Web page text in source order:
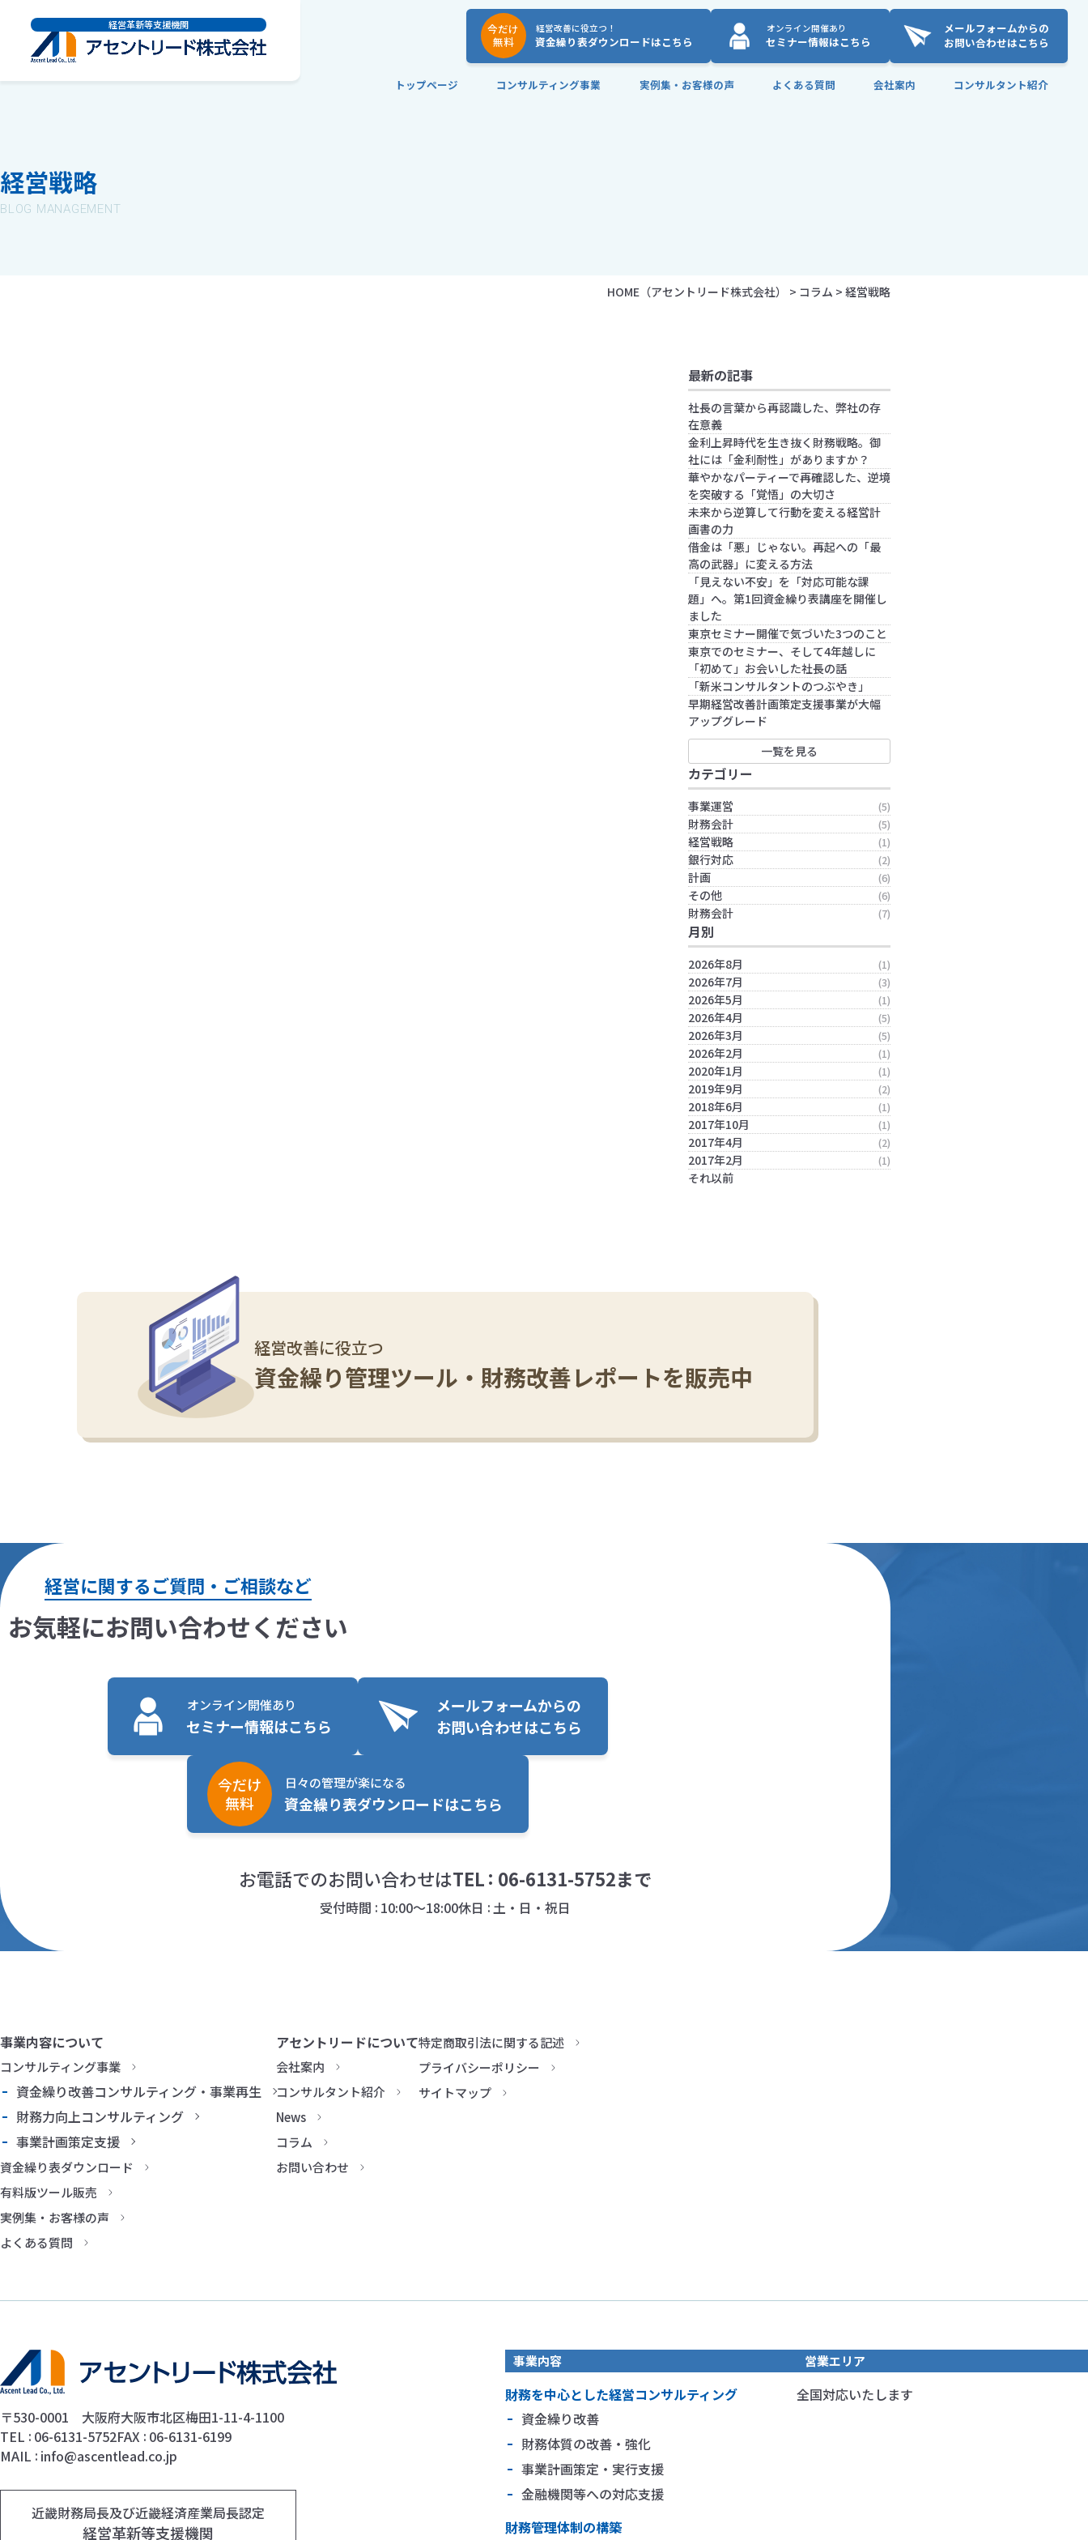
経営革新等支援機関
今だけ
無料
経営改善に役立つ！
資金繰り表ダウンロードはこちら
オンライン開催あり
セミナー情報はこちら
メールフォームからの
お問い合わせはこちら
トップページ コンサルティング事業 実例集・お客様の声 よくある質問 会社案内 コンサルタント紹介
経営戦略
BLOG MANAGEMENT
HOME （アセントリード株式会社） > コラム > 経営戦略
最新の記事
社長の言葉から再認識した、弊社の存
在意義
金利上昇時代を生き抜く財務戦略。御
社には「金利耐性」がありますか？
華やかなパーティーで再確認した、逆境
を突破する「覚悟」の大切さ
未来から逆算して行動を変える経営計
画書の力
借金は「悪」じゃない。再起への「最
高の武器」に変える方法
「見えない不安」を「対応可能な課
題」へ。第1回資金繰り表講座を開催し
ました
東京セミナー開催で気づいた3つのこと
東京でのセミナー、そして4年越しに
「初めて」お会いした社長の話
「新米コンサルタントのつぶやき」
早期経営改善計画策定支援事業が大幅
アップグレード
一覧を見る
カテゴリー
事業運営 (5)
財務会計 (5)
経営戦略 (1)
銀行対応 (2)
計画 (6)
その他 (6)
財務会計 (7)
月別
2026年8月 (1)
2026年7月 (3)
2026年5月 (1)
2026年4月 (5)
2026年3月 (5)
2026年2月 (1)
2020年1月 (1)
2019年9月 (2)
2018年6月 (1)
2017年10月 (1)
2017年4月 (2)
2017年2月 (1)
それ以前
経営改善に役立つ
資金繰り管理ツール・ 財務改善レポートを販売中
経営に関するご質問・ご相談など
お気軽にお問い合わせください
オンライン開催あり
セミナー情報はこちら
メールフォームからの
お問い合わせはこちら
今だけ
無料
日々の管理が楽になる
資金繰り表ダウンロードはこちら
お電話でのお問い合わせはTEL 06-6131-5752まで
受付時間 10:00～18:00休日 土・日・祝日
事業内容について
コンサルティング事業
資金繰り改善コンサルティング・事業再生
財務力向上コンサルティング
事業計画策定支援
資金繰り表ダウンロード
有料版ツール販売
実例集・お客様の声
よくある質問
アセントリードについて
会社案内
コンサルタント紹介
News
コラム
お問い合わせ
特定商取引法に関する記述
プライバシーポリシー
サイトマップ
〒530-0001 大阪府大阪市北区梅田1-11-4-1100
TEL 06-6131-5752FAX 06-6131-6199
MAIL info@ascentlead.co.jp
近畿財務局長及び近畿経済産業局長認定
経営革新等支援機関
事業内容
財務を中心とした経営コンサルティング
資金繰り改善
財務体質の改善・強化
事業計画策定・実行支援
金融機関等への対応支援
財務管理体制の構築
営業エリア
全国対応いたします